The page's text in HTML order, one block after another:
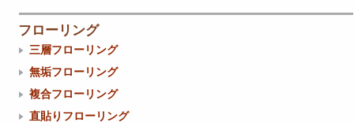
フローリング
三層フローリング
無垢フローリング
複合フローリング
直貼りフローリング